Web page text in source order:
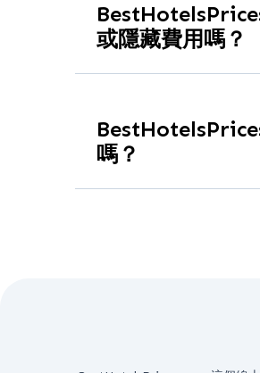
或隱藏費用嗎？
價。您支付的價格與合
嗎？
地的飯店價格，是國內外